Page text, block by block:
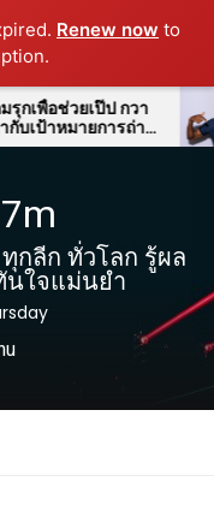
Renew now to
ออกอาการ
ลมาดริดแส
โชอาเมนี
กลีก ทั่วโลก รู้ผล
นใจแม่นยำ